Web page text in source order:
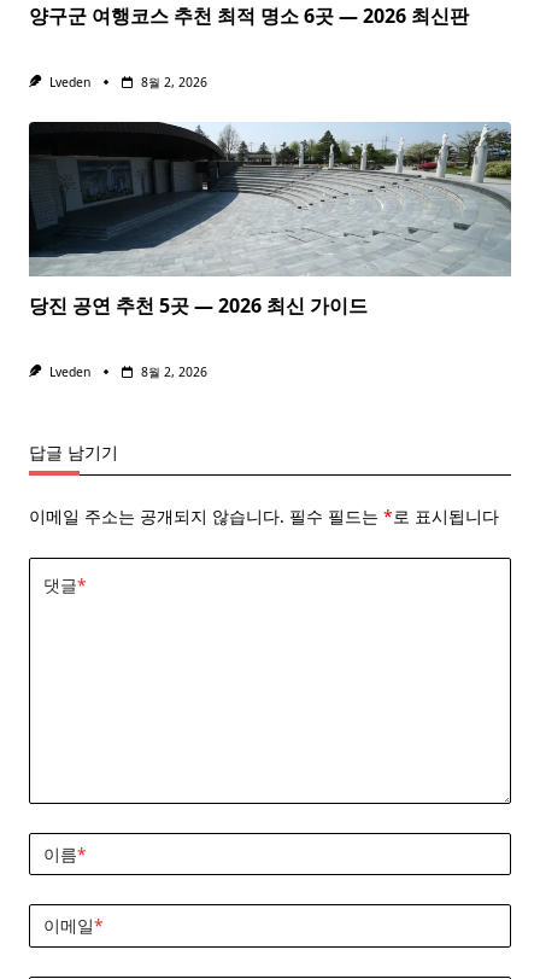
양구군 여행코스 추천 최적 명소 6곳 — 2026 최신판
Lveden 8월 2, 2026
당진 공연 추천 5곳 — 2026 최신 가이드
Lveden 8월 2, 2026
답글 남기기
이메일 주소는 공개되지 않습니다. 필수 필드는 *로 표시됩니다
댓글*
이름*
이메일*